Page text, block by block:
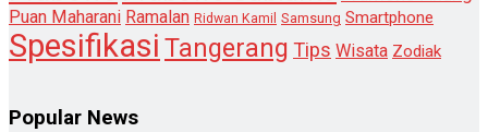
Puan Maharani Ramalan Ridwan Kamil Samsung Smartphone
Spesifikasi Tangerang Tips Wisata Zodiak
Popular News